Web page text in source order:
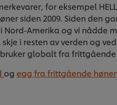
for eksempel
siden 2009. Siden den
Amerika og vi nådde
i resten av verden og
bruker globalt fra
og egg fra frittgående høner